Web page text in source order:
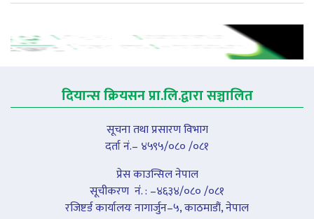
दियान्स क्रियसन प्रा.लि.द्वारा सञ्चालित
सूचना तथा प्रसारण विभाग
दर्ता नं.– ४५९५/०८० /०८१
प्रेस काउन्सिल नेपाल
सूचीकरण नंं. : –४६३४/०८० /०८१
रजिष्टर्ड कार्यालयः नागार्जुन–५, काठमाडौं, नेपाल